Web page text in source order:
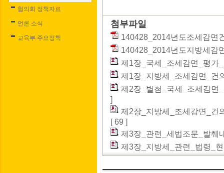
협의회 정책자료
언론 소식
교육부 주요정책
첨부파일
140428_2014년도조세감면
140428_2014년도지방세감
제1장_국세_조세감면_평가
제1장_지방세_조세감면_건
제2장_별첨_국세_조세감면
]
제2장_지방세_조세감면_건
[ 69 ]
제3장_관련_세법조문_발췌
제3장_지방세_관련_법령_